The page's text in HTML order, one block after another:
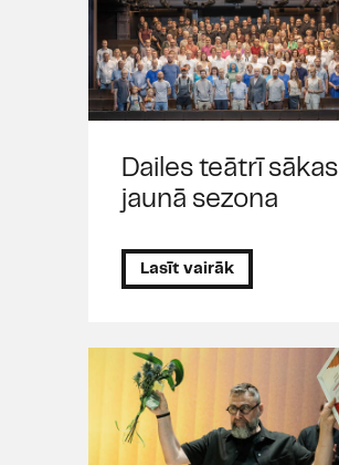
Dailes teātrī sākas
jaunā sezona
Lasīt vairāk